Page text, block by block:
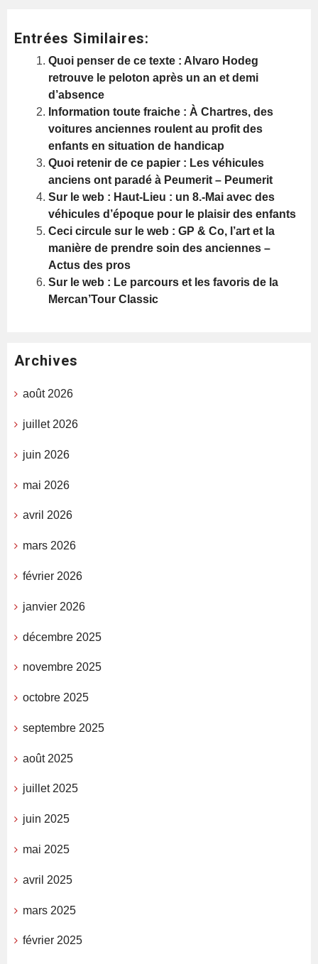
Entrées Similaires:
Quoi penser de ce texte : Alvaro Hodeg
retrouve le peloton après un an et demi
d’absence
Information toute fraiche : À Chartres, des
voitures anciennes roulent au profit des
enfants en situation de handicap
Quoi retenir de ce papier : Les véhicules
anciens ont paradé à Peumerit – Peumerit
Sur le web : Haut-Lieu : un 8.-Mai avec des
véhicules d’époque pour le plaisir des enfants
Ceci circule sur le web : GP & Co, l’art et la
manière de prendre soin des anciennes –
Actus des pros
Sur le web : Le parcours et les favoris de la
Mercan’Tour Classic
Archives
août 2026
juillet 2026
juin 2026
mai 2026
avril 2026
mars 2026
février 2026
janvier 2026
décembre 2025
novembre 2025
octobre 2025
septembre 2025
août 2025
juillet 2025
juin 2025
mai 2025
avril 2025
mars 2025
février 2025